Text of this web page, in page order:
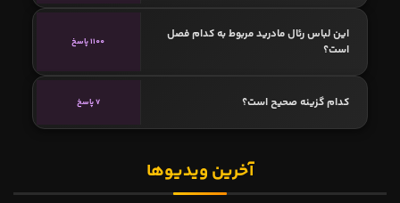
این لباس رئال مادرید مربوط به کدام فصل
است؟
1100 پاسخ
کدام گزینه صحیح است؟ 7 پاسخ
آخرین ویدیوها